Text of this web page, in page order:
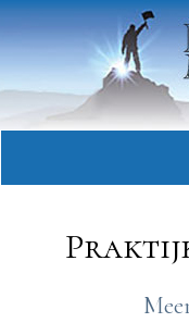
896